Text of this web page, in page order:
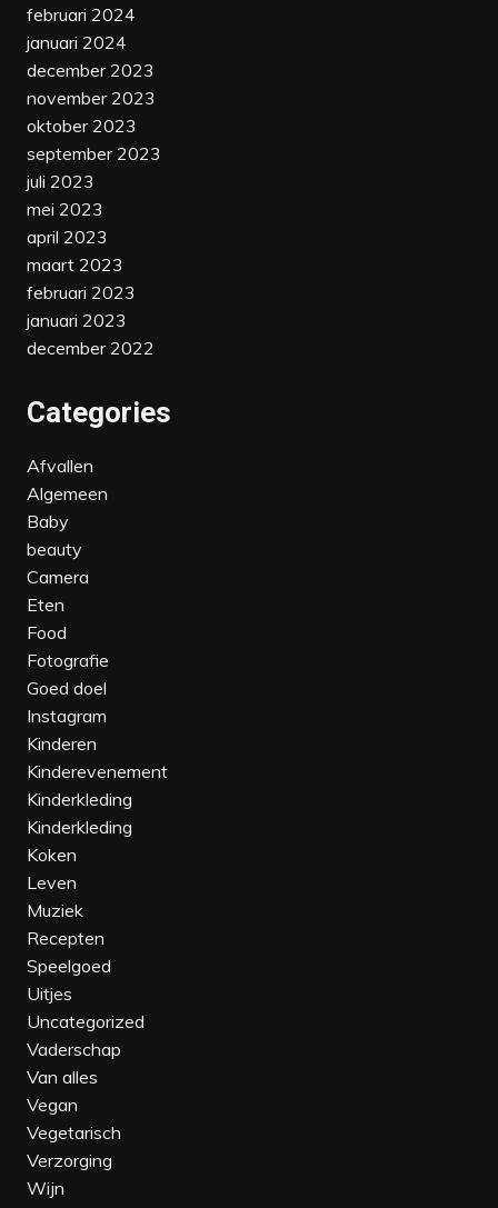
februari 2024
januari 2024
december 2023
november 2023
oktober 2023
september 2023
juli 2023
mei 2023
april 2023
maart 2023
februari 2023
januari 2023
december 2022
Categories
Afvallen
Algemeen
Baby
beauty
Camera
Eten
Food
Fotografie
Goed doel
Instagram
Kinderen
Kinderevenement‎
Kinderkleding‎
Kinderkleding
Koken
Leven
Muziek
Recepten
Speelgoed
Uitjes
Uncategorized
Vaderschap
Van alles
Vegan
Vegetarisch
Verzorging
Wijn